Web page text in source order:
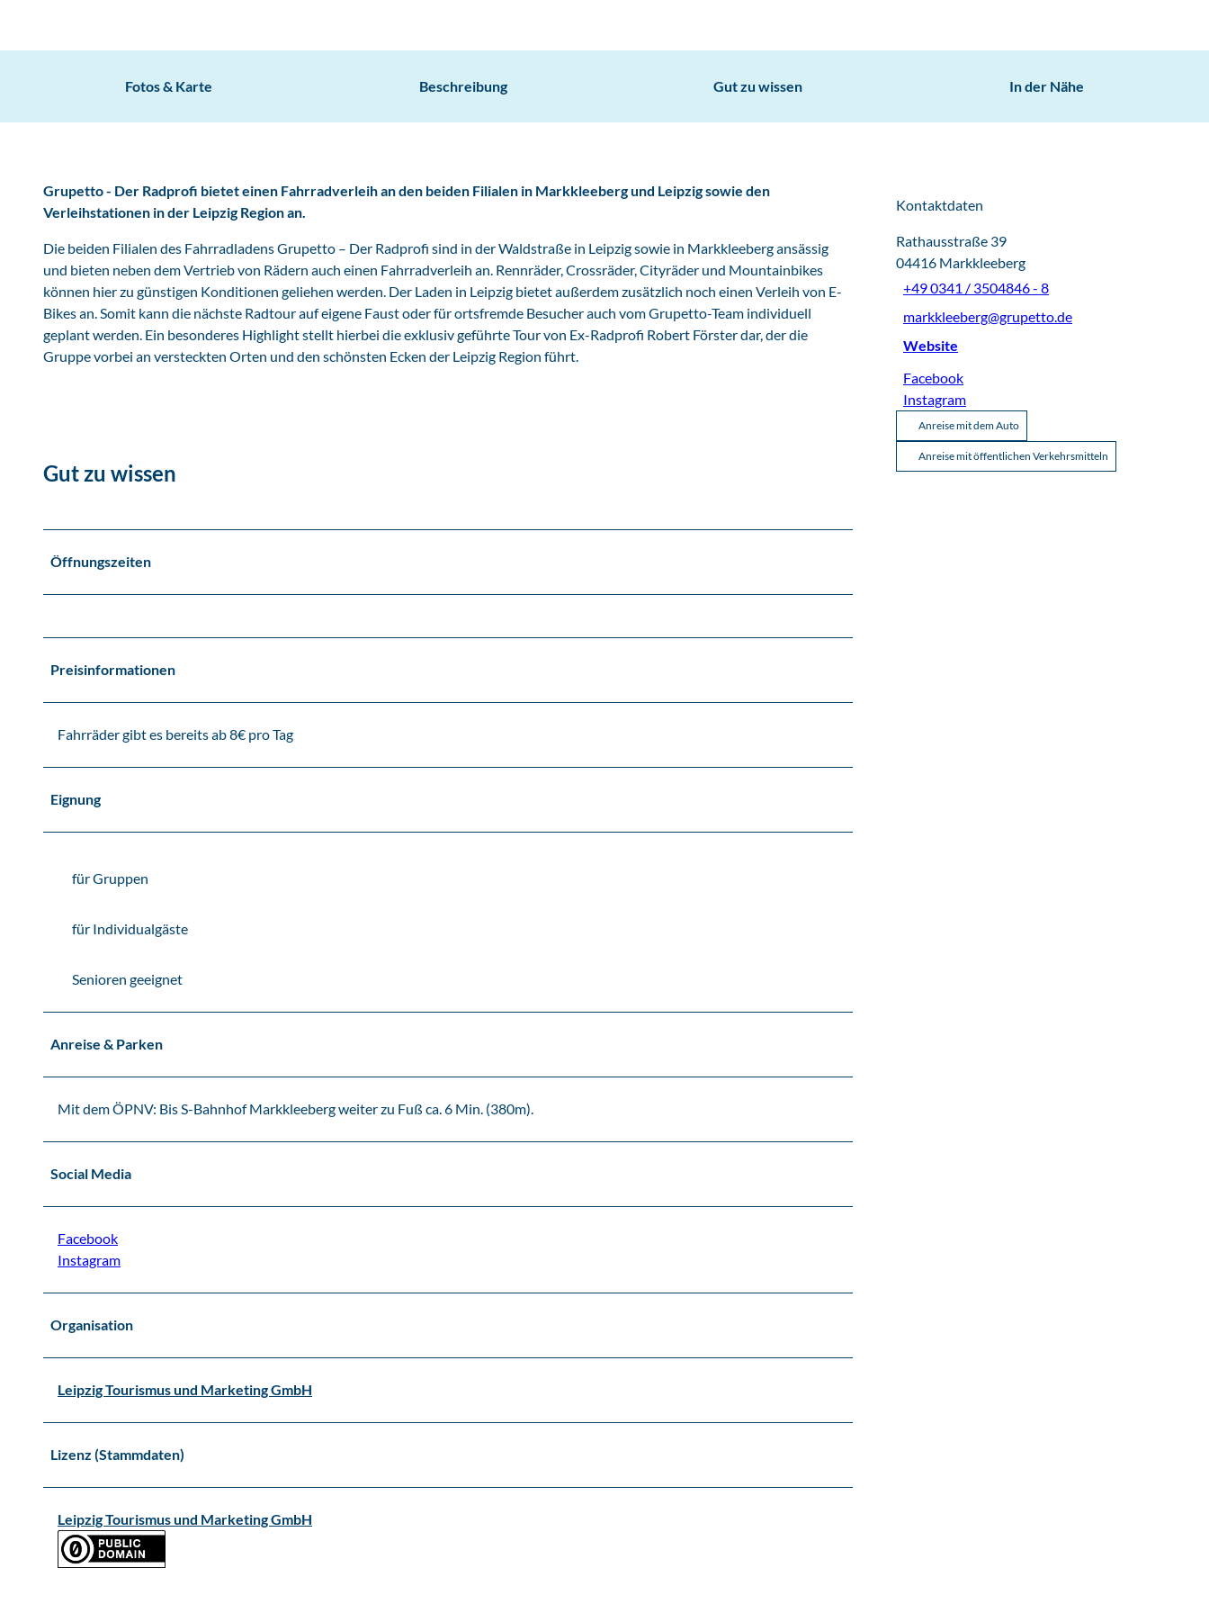
Fotos & Karte Beschreibung Gut zu wissen In der Nähe
Grupetto - Der Radprofi bietet einen Fahrradverleih an den beiden Filialen in Markkleeberg und Leipzig sowie den
Verleihstationen in der Leipzig Region an.
Die beiden Filialen des Fahrradladens Grupetto – Der Radprofi sind in der Waldstraße in Leipzig sowie in Markkleeberg ansässig
und bieten neben dem Vertrieb von Rädern auch einen Fahrradverleih an. Rennräder, Crossräder, Cityräder und Mountainbikes
können hier zu günstigen Konditionen geliehen werden. Der Laden in Leipzig bietet außerdem zusätzlich noch einen Verleih von E-
Bikes an. Somit kann die nächste Radtour auf eigene Faust oder für ortsfremde Besucher auch vom Grupetto-Team individuell
geplant werden. Ein besonderes Highlight stellt hierbei die exklusiv geführte Tour von Ex-Radprofi Robert Förster dar, der die
Gruppe vorbei an versteckten Orten und den schönsten Ecken der Leipzig Region führt.
Gut zu wissen
Öffnungszeiten
Preisinformationen
Fahrräder gibt es bereits ab 8€ pro Tag
Eignung
für Gruppen
für Individualgäste
Senioren geeignet
Anreise & Parken
Mit dem ÖPNV: Bis S-Bahnhof Markkleeberg weiter zu Fuß ca. 6 Min. (380m).
Social Media
Facebook
Instagram
Organisation
Leipzig Tourismus und Marketing GmbH
Lizenz (Stammdaten)
Leipzig Tourismus und Marketing GmbH
Kontaktdaten
Rathausstraße 39
04416 Markkleeberg
+49 0341 / 3504846 - 8
markkleeberg@grupetto.de
Website
Facebook
Instagram
Anreise mit dem Auto
Anreise mit öffentlichen Verkehrsmitteln